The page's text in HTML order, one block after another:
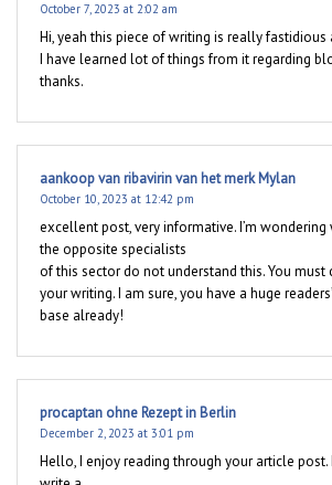
October 7, 2023 at 2:02 am
Hi, yeah this piece of writing is really fastidious
I have learned lot of things from it regarding
thanks.
aankoop van ribavirin van het merk Mylan
October 10, 2023 at 12:42 pm
excellent post, very informative. I’m wondering
the opposite specialists
of this sector do not understand this. You must
your writing. I am sure, you have a huge readers’
base already!
procaptan ohne Rezept in Berlin
December 2, 2023 at 3:01 pm
Hello, I enjoy reading through your article post.